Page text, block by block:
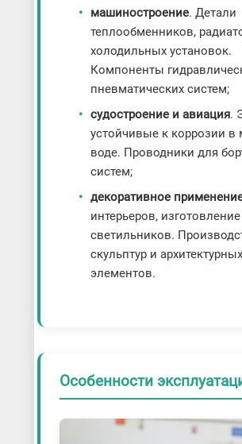
машиностроение. Детали
теплообменников,
холодильных установок.
Компоненты
пневматических систем;
судостроение и авиация.
устойчивые к коррозии в
воде. Проводники для
систем;
декоративное
интерьеров,
светильников.
скульптур и архитектурных
элементов.
Особенности